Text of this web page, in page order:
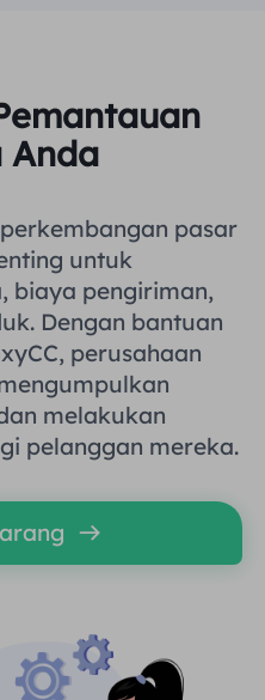
Integrasi
Anda
pasar
untuk
biaya pengiriman,
Dengan bantuan
perusahaan
melakukan
pelanggan mereka.